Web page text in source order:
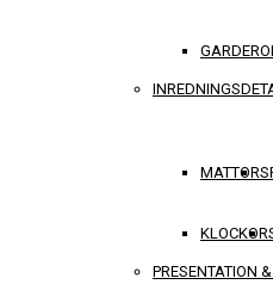
MATTOR
KLOCKOR
PRESENTATION